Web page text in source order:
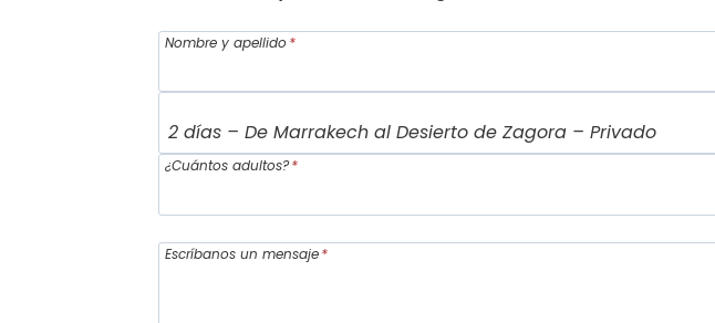
Nombre y apellido*
¿Cuántos adultos?*
Escríbanos un mensaje*